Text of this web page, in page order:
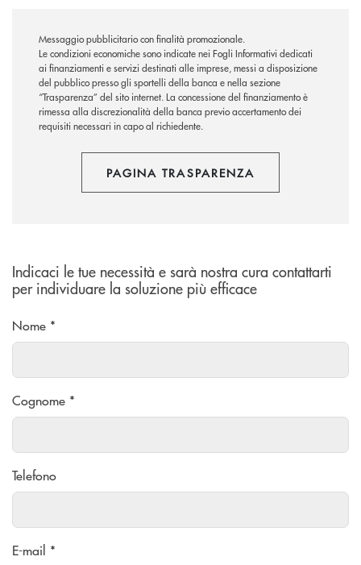
Messaggio pubblicitario con finalità promozionale.
Le condizioni economiche sono indicate nei Fogli Informativi dedicati
ai finanziamenti e servizi destinati alle imprese, messi a disposizione
del pubblico presso gli sportelli della banca e nella sezione
“Trasparenza” del sito internet. La concessione del finanziamento è
rimessa alla discrezionalità della banca previo accertamento dei
requisiti necessari in capo al richiedente.
PAGINA TRASPARENZA
Indicaci le tue necessità e sarà nostra cura contattarti
per individuare la soluzione più efficace
Nome *
Cognome *
Telefono
E-mail *